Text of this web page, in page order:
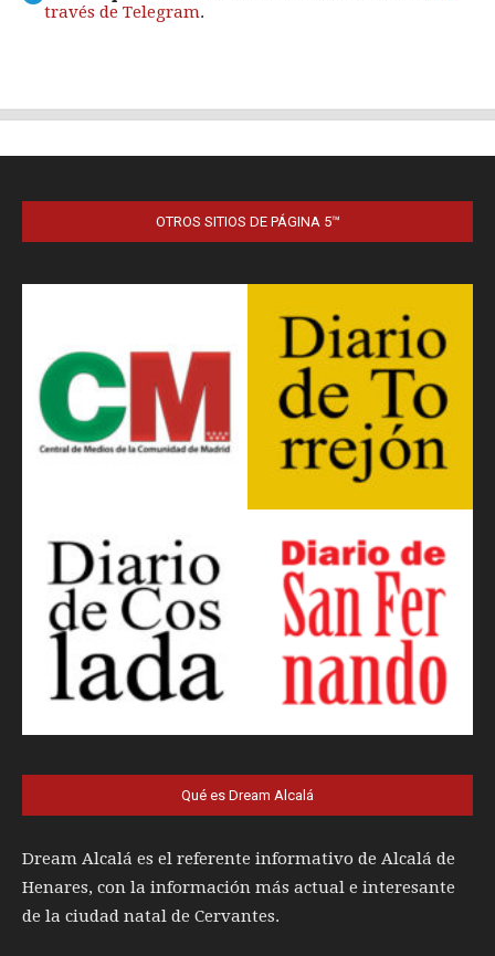
OTROS SITIOS DE PÁGINA 5™
Qué es Dream Alcalá
Dream Alcalá es el referente informativo de Alcalá de
Henares, con la información más actual e interesante
de la ciudad natal de Cervantes.